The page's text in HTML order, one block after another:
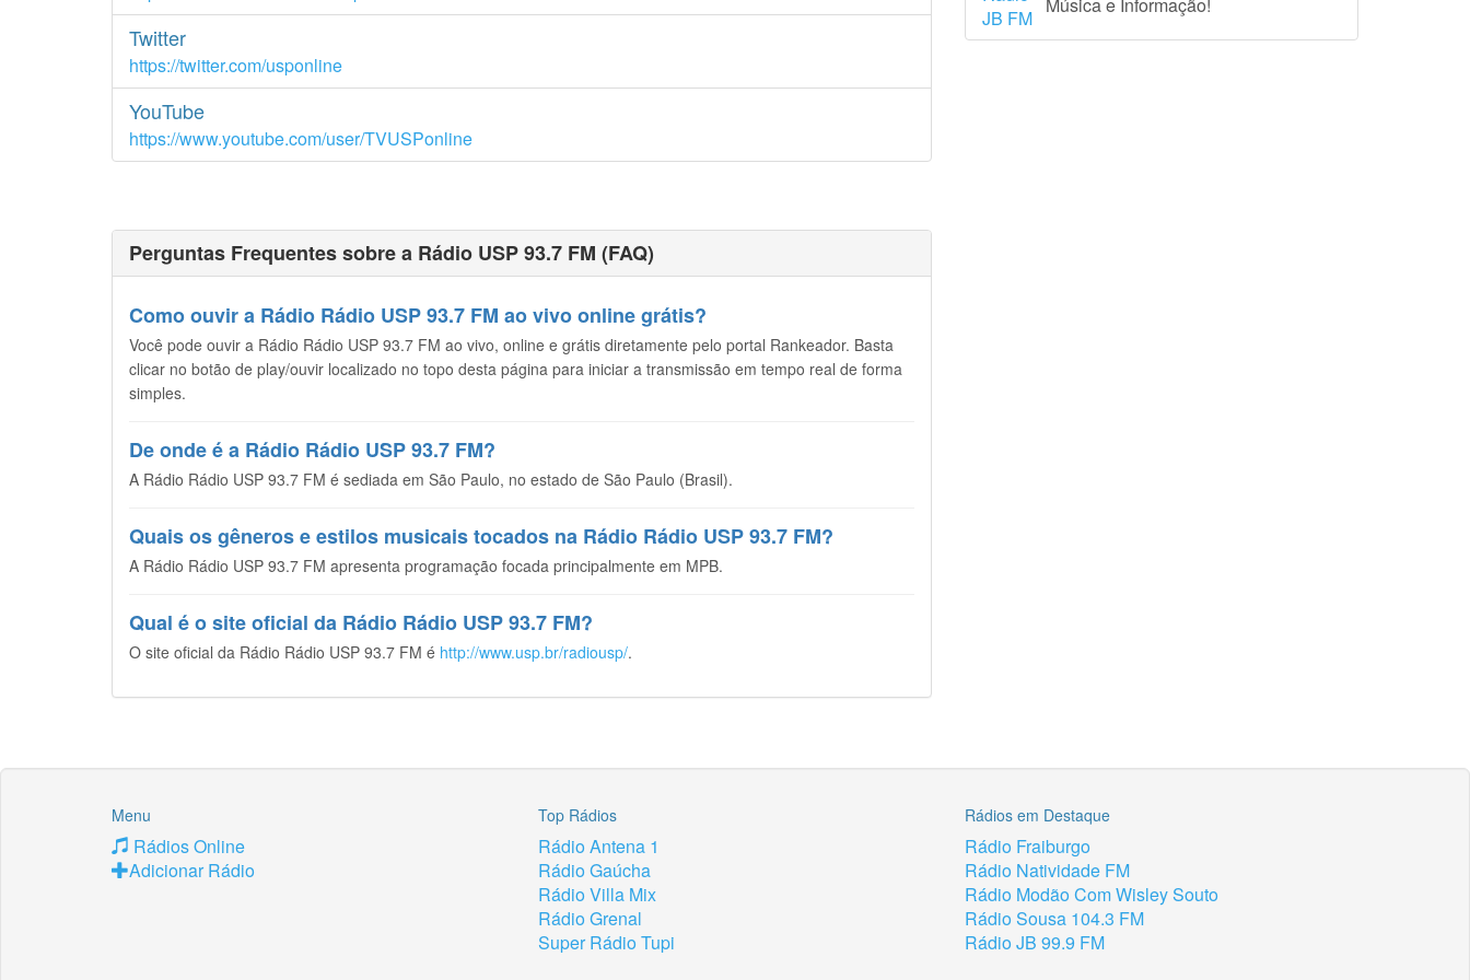
Twitter
https://twitter.com/usponline
YouTube
https://www.youtube.com/user/TVUSPonline
Perguntas Frequentes sobre a Rádio USP 93.7 FM (FAQ)
Como ouvir a Rádio Rádio USP 93.7 FM ao vivo online grátis?
Você pode ouvir a Rádio Rádio USP 93.7 FM ao vivo, online e grátis diretamente pelo portal Rankeador. Basta
clicar no botão de play/ouvir localizado no topo desta página para iniciar a transmissão em tempo real de forma
simples.
De onde é a Rádio Rádio USP 93.7 FM?
A Rádio Rádio USP 93.7 FM é sediada em São Paulo, no estado de São Paulo (Brasil).
Quais os gêneros e estilos musicais tocados na Rádio Rádio USP 93.7 FM?
A Rádio Rádio USP 93.7 FM apresenta programação focada principalmente em MPB.
Qual é o site oficial da Rádio Rádio USP 93.7 FM?
O site oficial da Rádio Rádio USP 93.7 FM é http://www.usp.br/radiousp/.
Menu
Rádios Online
Adicionar Rádio
Top Rádios
Rádio Antena 1
Rádio Gaúcha
Rádio Villa Mix
Rádio Grenal
Super Rádio Tupi
Rádios em Destaque
Rádio Fraiburgo
Rádio Natividade FM
Rádio Modão Com Wisley Souto
Rádio Sousa 104.3 FM
Rádio JB 99.9 FM